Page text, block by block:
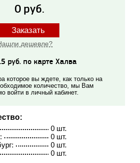
0 руб.
Заказать
дешевле?
руб. по карте Халва
которое вы ждете, как только на
количество, мы Вам
войти в личный кабинет.
0 шт.
0 шт.
0 шт.
0 шт.